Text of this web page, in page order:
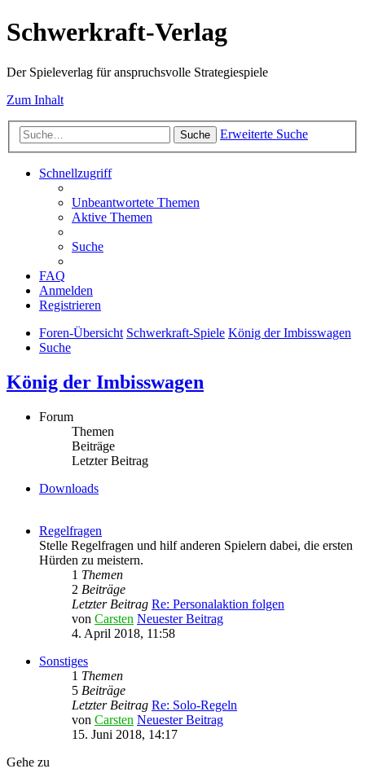
Schwerkraft-Verlag
Der Spieleverlag für anspruchsvolle Strategiespiele
Zum Inhalt
Suche Erweiterte Suche
Schnellzugriff
Unbeantwortete Themen
Aktive Themen
Suche
FAQ
Anmelden
Registrieren
Foren-Übersicht Schwerkraft-Spiele König der Imbisswagen
Suche
König der Imbisswagen
Forum
Themen
Beiträge
Letzter Beitrag
Downloads
Regelfragen
Stelle Regelfragen und hilf anderen Spielern dabei, die ersten
Hürden zu meistern.
1 Themen
2 Beiträge
Letzter Beitrag Re: Personalaktion folgen
von Carsten Neuester Beitrag
4. April 2018, 11:58
Sonstiges
1 Themen
5 Beiträge
Letzter Beitrag Re: Solo-Regeln
von Carsten Neuester Beitrag
15. Juni 2018, 14:17
Gehe zu